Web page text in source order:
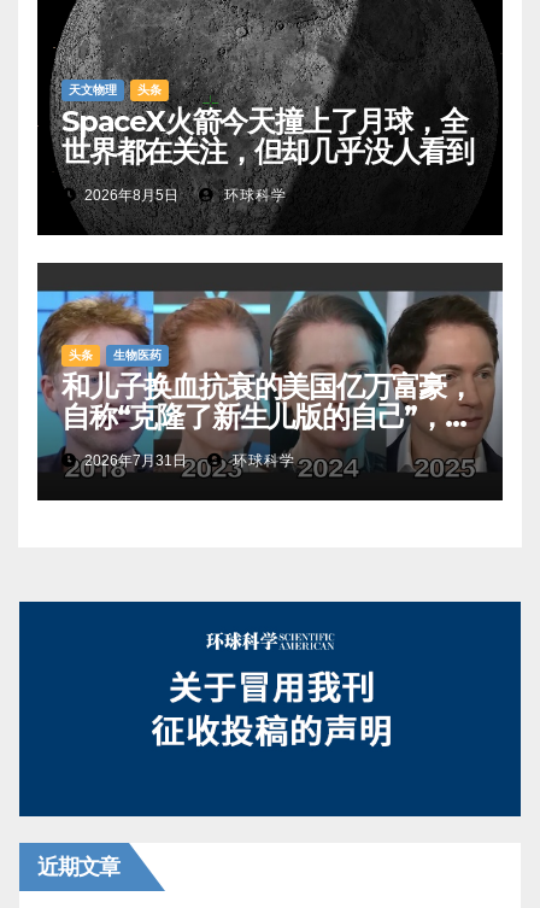
天文物理 头条
SpaceX火箭今天撞上了月球，全
世界都在关注，但却几乎没人看到
2026年8月5日 环球科学
头条 生物医药
和儿子换血抗衰的美国亿万富豪，
自称“克隆了新生儿版的自己”，真
相是……
2026年7月31日 环球科学
近期文章